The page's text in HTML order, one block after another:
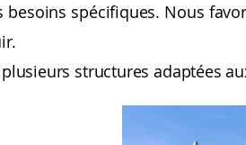
spécifiques. Nous
structures adaptées